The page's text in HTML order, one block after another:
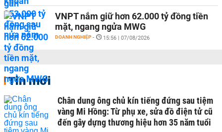
VNPT nắm giữ hơn 62.000 tỷ đồng tiền
mặt, ngang ngửa MWG
DOANH NGHIỆP - 15:56 | 07/08/2026
Tin mới
Chân dung ông chủ kín tiếng đứng sau tiệm
vàng Mi Hồng: Từ phụ xe, sửa đồ điện tử cũ
đến gây dựng thương hiệu hơn 35 năm tuổi